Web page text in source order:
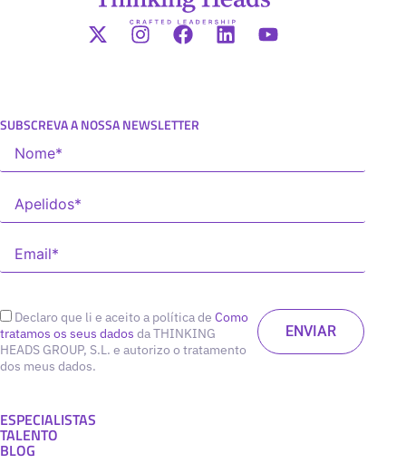
SUBSCREVA A NOSSA NEWSLETTER
Declaro que li e aceito a política de Como
tratamos os seus dados da THINKING
HEADS GROUP, S.L. e autorizo o tratamento
dos meus dados.
ESPECIALISTAS
TALENTO
BLOG